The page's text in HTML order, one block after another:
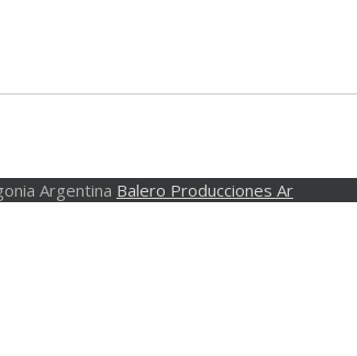
Argentina Balero Producciones Ar